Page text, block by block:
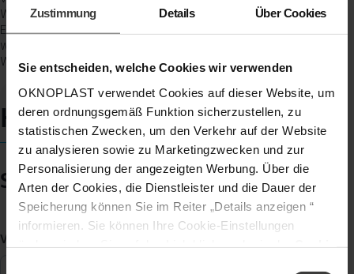
Zustimmung Details Über Cookies
Sie entscheiden, welche Cookies wir verwenden
OKNOPLAST verwendet Cookies auf dieser Website, um
deren ordnungsgemäß Funktion sicherzustellen, zu
statistischen Zwecken, um den Verkehr auf der Website
zu analysieren sowie zu Marketingzwecken und zur
Personalisierung der angezeigten Werbung. Über die
Arten der Cookies, die Dienstleister und die Dauer der
Speicherung können Sie im Reiter „Details anzeigen “
informieren. Sie können Ihre Cookie-Einstellungen
Wärmedämmeigenschaften. Ansprechendes Design, hohe Sicherheit,
Energieeinsparung, Langlebigkeit – das alles können Sie erwarten,
wenn Sie sich für eine Terrassentür aus Kunstsoff entscheiden.
Wählen Sie das richtige Modell aus!
Kontaktieren Sie uns
Schreiben Sie uns:
Vorname, Name